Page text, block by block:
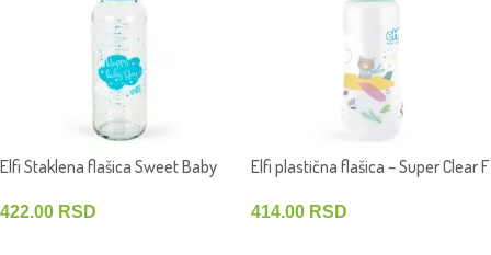
Elfi Staklena flašica Sweet Baby
422.00 RSD
Elfi plastična flašica – Super Clear F
414.00 RSD